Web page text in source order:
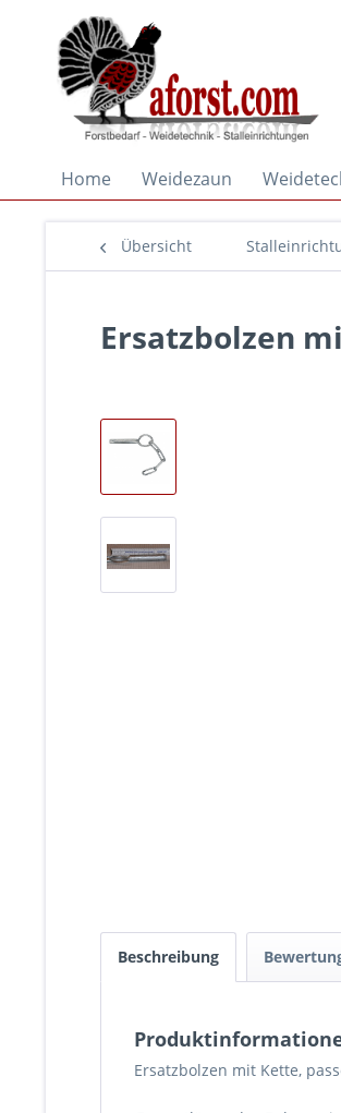
Home Weidezaun
Übersicht
Ersatzbolzen
Beschreibung
Ersatzbolzen mit Kette,